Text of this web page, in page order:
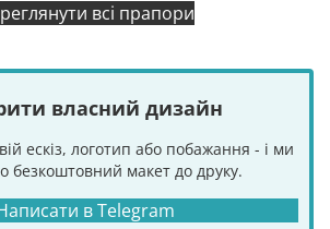
всі прапори
власний дизайн
ескіз, логотип або побажання - і ми
безкоштовний макет до друку.
в Telegram